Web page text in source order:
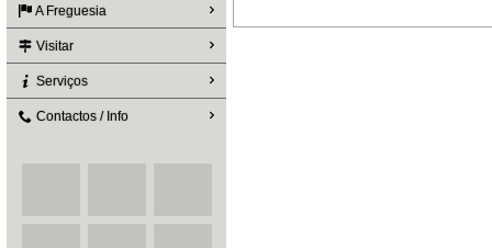
A Freguesia
Visitar
Serviços
Contactos / Info